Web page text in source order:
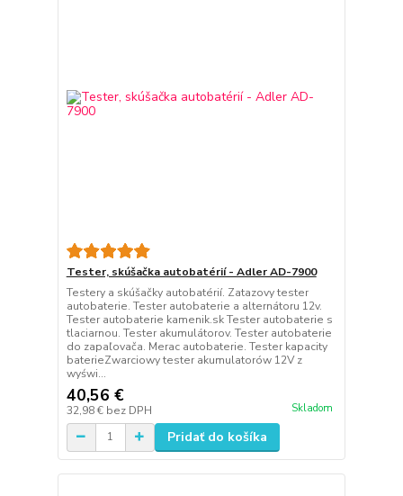
Tester, skúšačka autobatérií - Adler AD-7900
Testery a skúšačky autobatérií. Zatazovy tester
autobaterie. Tester autobaterie a alternátoru 12v.
Tester autobaterie kamenik.sk Tester autobaterie s
tlaciarnou. Tester akumulátorov. Tester autobaterie
do zapaľovača. Merac autobaterie. Tester kapacity
baterieZwarciowy tester akumulatorów 12V z
wyświ...
40,56 €
32,98 € bez DPH Skladom
Pridať do košíka